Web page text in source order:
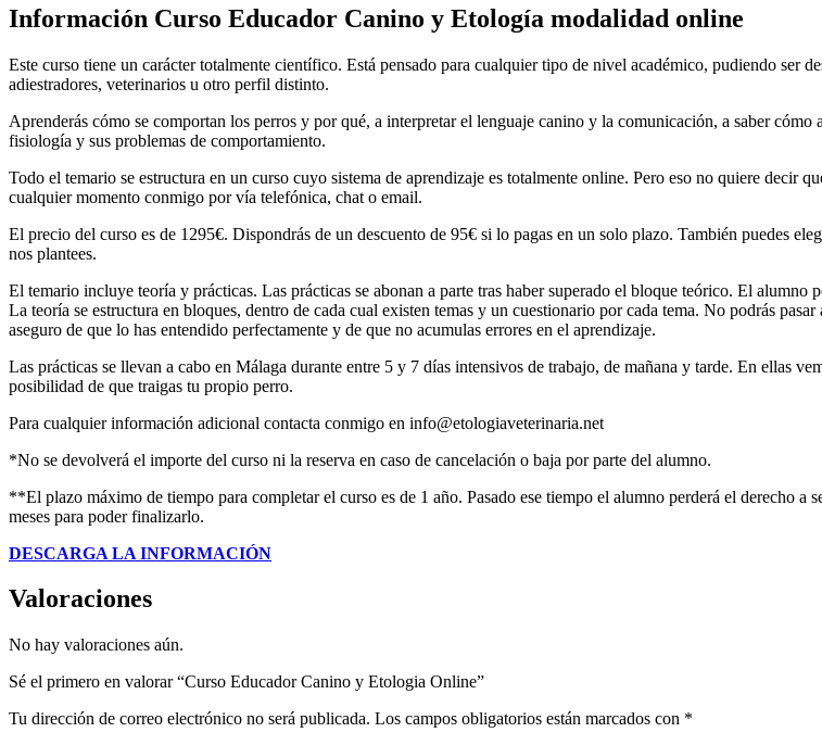
Información Curso Educador Canino y Etología modalidad online
Este curso tiene un carácter totalmente científico. Está pensado para cualquier tipo de nivel académico, pudiendo ser
adiestradores, veterinarios u otro perfil distinto.
Aprenderás cómo se comportan los perros y por qué, a interpretar el lenguaje canino y la comunicación, a saber
fisiología y sus problemas de comportamiento.
Todo el temario se estructura en un curso cuyo sistema de aprendizaje es totalmente online. Pero eso no quiere decir
cualquier momento conmigo por vía telefónica, chat o email.
El precio del curso es de 1295€. Dispondrás de un descuento de 95€ si lo pagas en un solo plazo. También puedes
nos plantees.
El temario incluye teoría y prácticas. Las prácticas se abonan a parte tras haber superado el bloque teórico. El alumno
La teoría se estructura en bloques, dentro de cada cual existen temas y un cuestionario por cada tema. No podrás
aseguro de que lo has entendido perfectamente y de que no acumulas errores en el aprendizaje.
Las prácticas se llevan a cabo en Málaga durante entre 5 y 7 días intensivos de trabajo, de mañana y tarde. En ellas
posibilidad de que traigas tu propio perro.
Para cualquier información adicional contacta conmigo en info@etologiaveterinaria.net
*No se devolverá el importe del curso ni la reserva en caso de cancelación o baja por parte del alumno.
**El plazo máximo de tiempo para completar el curso es de 1 año. Pasado ese tiempo el alumno perderá el derecho
meses para poder finalizarlo.
DESCARGA LA INFORMACIÓN
Valoraciones
No hay valoraciones aún.
Sé el primero en valorar “Curso Educador Canino y Etologia Online”
Tu dirección de correo electrónico no será publicada. Los campos obligatorios están marcados con *